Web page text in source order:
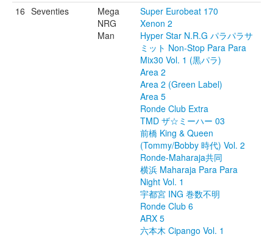
16 Seventies
Mega
NRG
Man
Super Eurobeat 170
Xenon 2
Hyper Star N.R.G パラパラサ
ミット Non-Stop Para Para
Mix30 Vol. 1 (黒パラ)
Area 2
Area 2 (Green Label)
Area 5
Ronde Club Extra
TMD ザ☆ミーハー 03
前橋 King & Queen
(Tommy/Bobby 時代) Vol. 2
Ronde-Maharaja共同
横浜 Maharaja Para Para
Night Vol. 1
宇都宮 ING 巻数不明
Ronde Club 6
ARX 5
六本木 Cipango Vol. 1